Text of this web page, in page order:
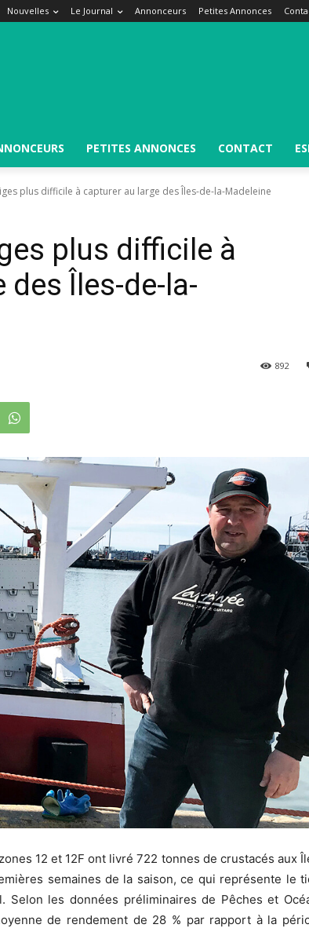
Nouvelles Le Journal Annonceurs Petites Annonces
PETITES ANNONCES CONTACT
plus difficile à capturer au large des Îles-de-la-Madeleine
plus difficile à
des Îles-de-la-
892
12 et 12F ont livré 722 tonnes de crustacés aux
semaines de la saison, ce qui représente le
Selon les données préliminaires de Pêches et
de rendement de 28 % par rapport à la